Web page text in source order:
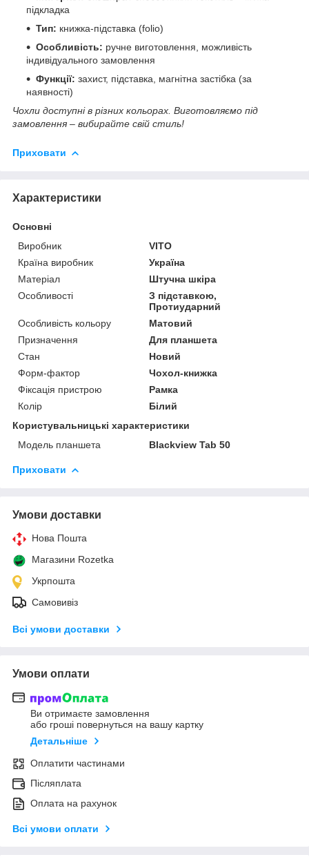
підкладка
Тип: книжка-підставка (folio)
Особливість: ручне виготовлення, можливість
індивідуального замовлення
Функції: захист, підставка, магнітна застібка (за
наявності)
Чохли доступні в різних кольорах. Виготовляємо під
замовлення – вибирайте свій стиль!
Приховати
Характеристики
Основні
Виробник
VITO
Країна виробник
Україна
Матеріал
Штучна шкіра
Особливості
З підставкою,
Протиударний
Особливість кольору
Матовий
Призначення
Для планшета
Стан
Новий
Форм-фактор
Чохол-книжка
Фіксація пристрою
Рамка
Колір
Білий
Користувальницькі характеристики
Модель планшета
Blackview Tab 50
Приховати
Умови доставки
Нова Пошта
Магазини Rozetka
Укрпошта
Самовивіз
Всі умови доставки
Умови оплати
Ви отримаєте замовлення
або гроші повернуться на вашу картку
Детальніше
Оплатити частинами
Післяплата
Оплата на рахунок
Всі умови оплати